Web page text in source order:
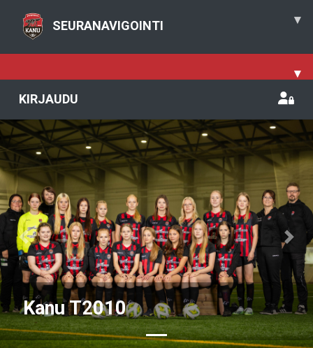
SEURANAVIGOINTI ▾
▾
KIRJAUDU
Kanu T2010
Previous